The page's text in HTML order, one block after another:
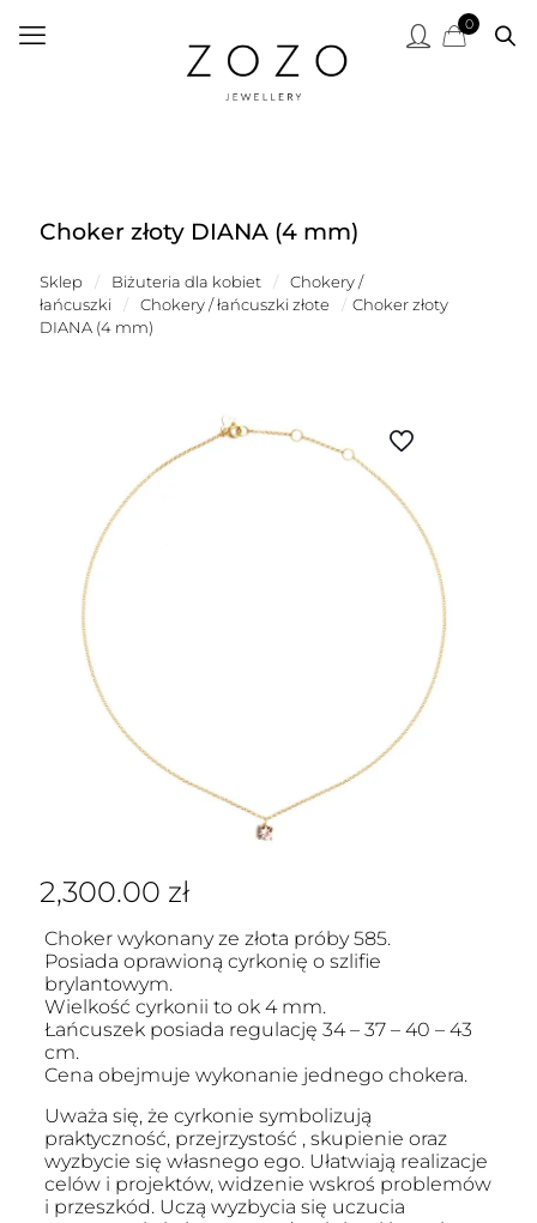
0
Choker złoty DIANA (4 mm)
Sklep / Biżuteria dla kobiet /
Chokery /
łańcuszki
/ Chokery / łańcuszki złote / Choker złoty
DIANA (4 mm)
2,300.00 zł
Choker wykonany ze złota próby 585.
Posiada oprawioną cyrkonię o szlifie
brylantowym.
Wielkość cyrkonii to ok 4 mm.
Łańcuszek posiada regulację 34 – 37 – 40 – 43
cm.
Cena obejmuje wykonanie jednego chokera.
Uważa się, że cyrkonie symbolizują
praktyczność, przejrzystość , skupienie oraz
wyzbycie się własnego ego. Ułatwiają realizacje
celów i projektów, widzenie wskroś problemów
i przeszkód. Uczą wyzbycia się uczucia